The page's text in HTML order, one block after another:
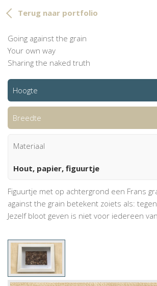
Terug naar portfolio
Going against the grain
Your own way
Sharing the naked truth
Hoogte
Breedte
Materiaal
Hout, papier, figuurtje
Figuurtje met op achtergrond een Frans
against the grain betekent zoiets als:
Jezelf bloot geven is niet voor iedereen